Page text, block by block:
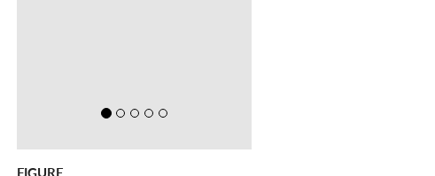
FIGURE